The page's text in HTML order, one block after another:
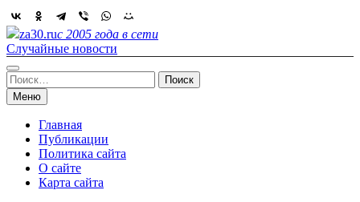
Skip
to
content
za30.ruс 2005 года в сети
Случайные новости
Найти:
Меню
Главная
Публикации
Политика сайта
О сайте
Карта сайта